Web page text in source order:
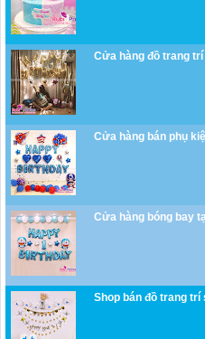
Cửa hàng đồ trang
Cửa hàng bán phụ
Cửa hàng bóng bay
Shop bán đồ trang trí